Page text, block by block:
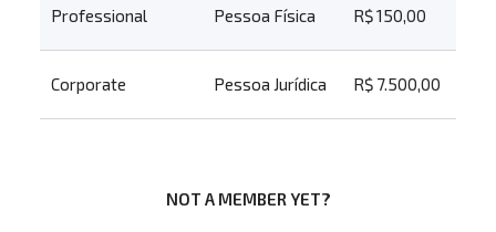
Professional Pessoa Física R$ 150,00
Corporate Pessoa Jurídica R$ 7.500,00
NOT A MEMBER YET?